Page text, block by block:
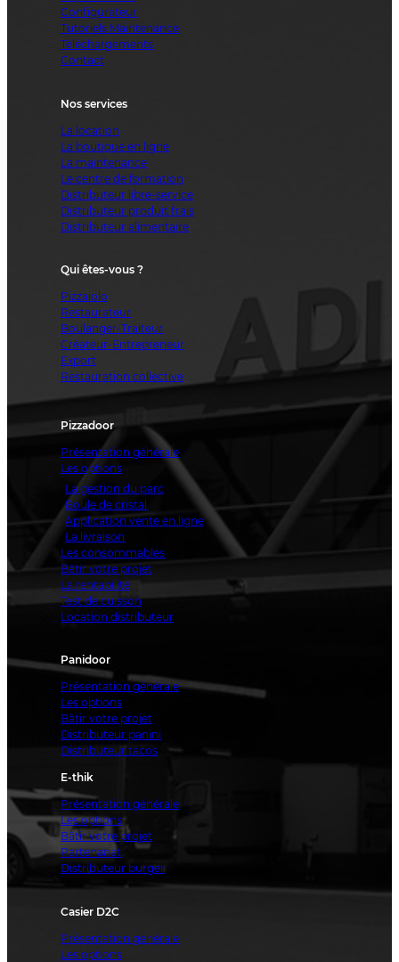
Configurateur
Tutoriels Maintenance
Téléchargements
Contact
Nos services
La location
La boutique en ligne
La maintenance
Le centre de formation
Distributeur libre-service
Distributeur produit frais
Distributeur alimentaire
Qui êtes-vous ?
Pizzaiolo
Restaurateur
Boulanger-Traiteur
Créateur-Entrepreneur
Export
Restauration collective
Pizzadoor
Présentation générale
Les options
La gestion du parc
Boule de cristal
Application vente en ligne
La livraison
Les consommables
Bâtir votre projet
La rentabilité
Test de cuisson
Location distributeur
Panidoor
Présentation générale
Les options
Bâtir votre projet
Distributeur panini
Distributeur tacos
E-thik
Présentation générale
Les options
Bâtir votre projet
Partenariat
Distributeur burger
Casier D2C
Présentation générale
Les options